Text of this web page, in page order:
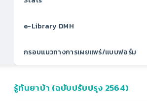
e-Library DMH
กรอบแนวทางการเผยแพร่/แบบฟอร์ม
รู้ทันยาบ้า (ฉบับปรับปรุง 2564)